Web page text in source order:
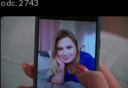
odc. 2743